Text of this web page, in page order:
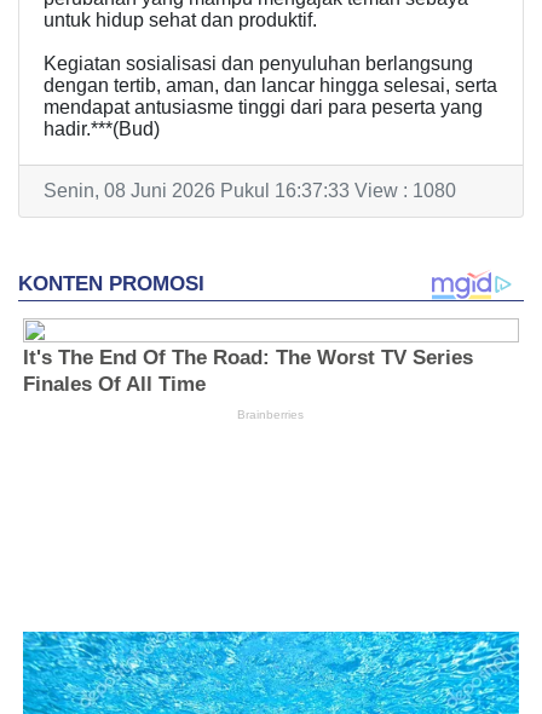
untuk hidup sehat dan produktif.
Kegiatan sosialisasi dan penyuluhan berlangsung
dengan tertib, aman, dan lancar hingga selesai, serta
mendapat antusiasme tinggi dari para peserta yang
hadir.***(Bud)
Senin, 08 Juni 2026 Pukul 16:37:33 View : 1080